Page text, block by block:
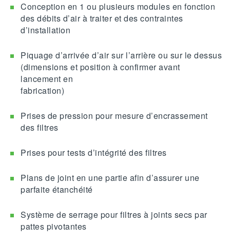
Conception en 1 ou plusieurs modules en fonction
des débits d’air à traiter et des contraintes
d’installation
Piquage d’arrivée d’air sur l’arrière ou sur le dessus
(dimensions et position à confirmer avant
lancement en
fabrication)
Prises de pression pour mesure d’encrassement
des filtres
Prises pour tests d’intégrité des filtres
Plans de joint en une partie afin d’assurer une
parfaite étanchéité
Système de serrage pour filtres à joints secs par
pattes pivotantes